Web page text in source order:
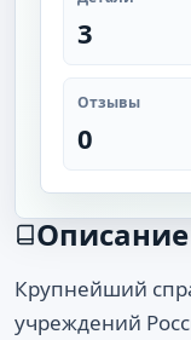
3
Отзывы
0
Крупнейший
учреждений